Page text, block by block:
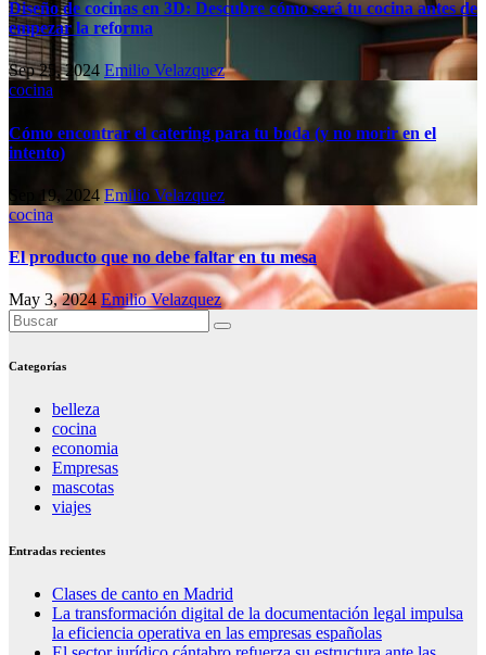
Diseño de cocinas en 3D: Descubre cómo será tu cocina antes de
empezar la reforma
Sep 25, 2024 Emilio Velazquez
cocina
Cómo encontrar el catering para tu boda (y no morir en el
intento)
Sep 19, 2024Emilio Velazquez
cocina
El producto que no debe faltar en tu mesa
May 3, 2024 Emilio Velazquez
Categorías
belleza
cocina
economia
Empresas
mascotas
viajes
Entradas recientes
Clases de canto en Madrid
La transformación digital de la documentación legal impulsa
la eficiencia operativa en las empresas españolas